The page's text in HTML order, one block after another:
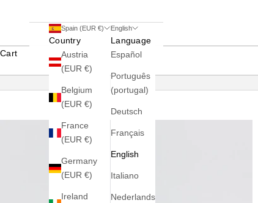
Spain (EUR €)
Country
Austria
(EUR €)
Belgium
(EUR €)
France
(EUR €)
Germany
(EUR €)
Ireland
English
Language
Español
Português
(portugal)
Deutsch
Français
English
Italiano
Nederlands
Cart